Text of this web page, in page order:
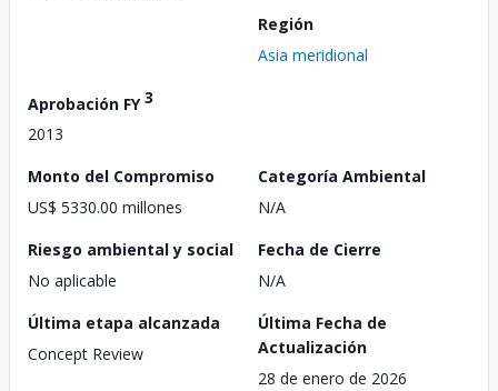
Región
Asia meridional
Aprobación FY3
2013
Monto del Compromiso
US$ 5330.00 millones
Categoría Ambiental
N/A
Riesgo ambiental y social
No aplicable
Fecha de Cierre
N/A
Última etapa alcanzada
Concept Review
Última Fecha de
Actualización
28 de enero de 2026